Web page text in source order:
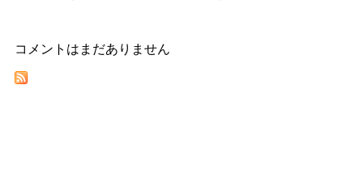
コメントはまだありません